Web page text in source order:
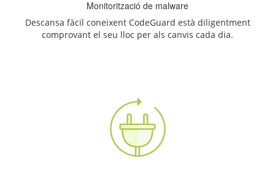
Monitorització de malware
Descansa fàcil coneixent CodeGuard està diligentment
comprovant el seu lloc per als canvis cada dia.